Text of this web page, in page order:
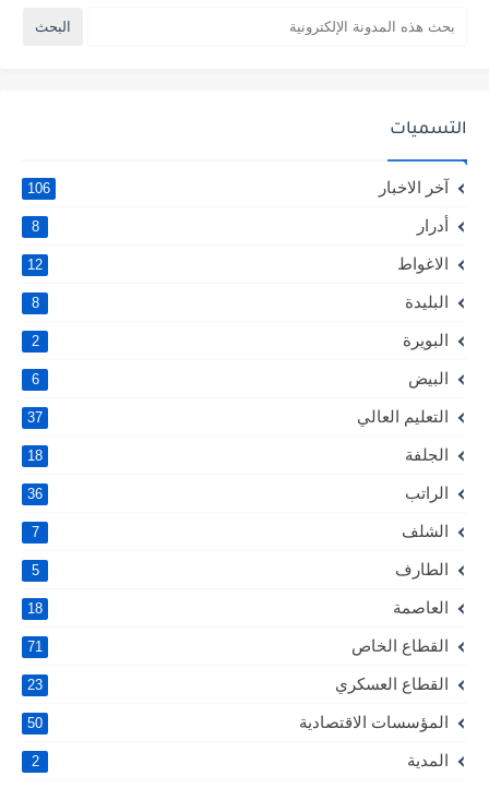
التسميات
آخر الاخبار 106
أدرار 8
الاغواط 12
البليدة 8
البويرة 2
البيض 6
التعليم العالي 37
الجلفة 18
الراتب 36
الشلف 7
الطارف 5
العاصمة 18
القطاع الخاص 71
القطاع العسكري 23
المؤسسات الاقتصادية 50
المدية 2